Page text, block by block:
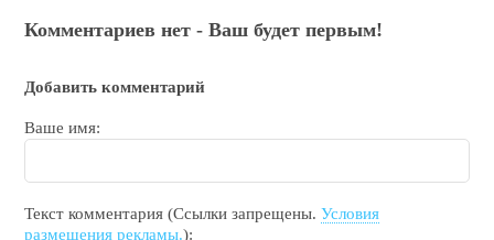
Комментариев нет - Ваш будет первым!
Добавить комментарий
Ваше имя:
Текст комментария (Ссылки запрещены.Условия
размещения рекламы.):